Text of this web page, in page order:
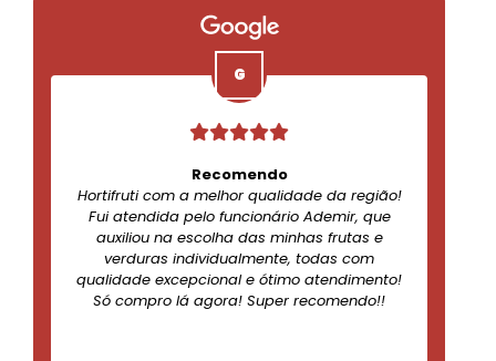
Recomendo
Hortifruti com a melhor qualidade da região!
Fui atendida pelo funcionário Ademir, que
auxiliou na escolha das minhas frutas e
verduras individualmente, todas com
qualidade excepcional e ótimo atendimento!
Só compro lá agora! Super recomendo!!